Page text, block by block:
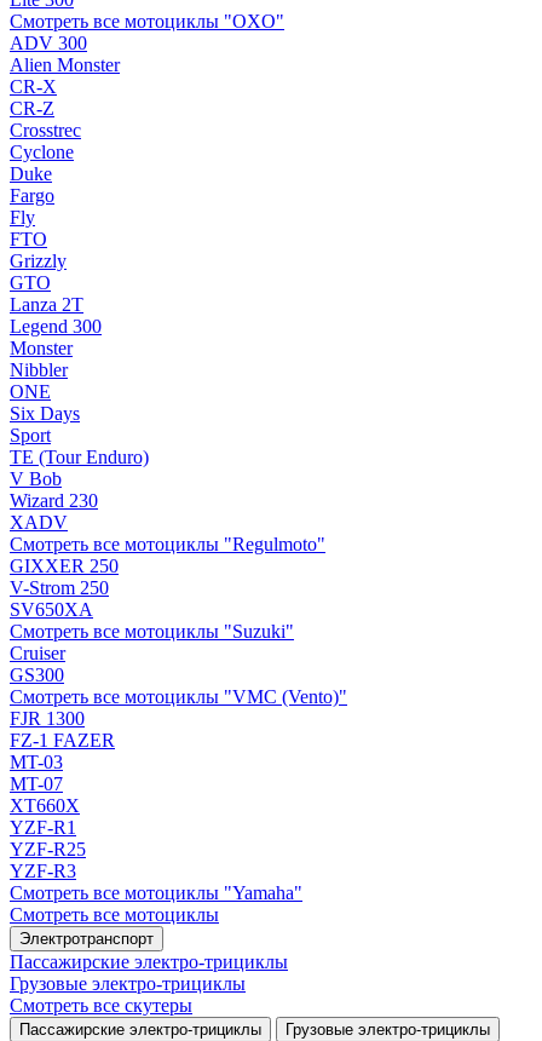
Смотреть все мотоциклы "OXO"
ADV 300
Alien Monster
CR-X
CR-Z
Crosstrec
Cyclone
Duke
Fargo
Fly
FTO
Grizzly
GTO
Lanza 2T
Legend 300
Monster
Nibbler
ONE
Six Days
Sport
TE (Tour Enduro)
V Bob
Wizard 230
XADV
Смотреть все мотоциклы "Regulmoto"
GIXXER 250
V-Strom 250
SV650XA
Смотреть все мотоциклы "Suzuki"
Cruiser
GS300
Смотреть все мотоциклы "VMC (Vento)"
FJR 1300
FZ-1 FAZER
MT-03
MT-07
XT660X
YZF-R1
YZF-R25
YZF-R3
Смотреть все мотоциклы "Yamaha"
Смотреть все мотоциклы
Электротранспорт
Пассажирские электро‑трициклы
Грузовые электро‑трициклы
Смотреть все скутеры
Пассажирские электро‑трициклы Грузовые электро‑трициклы